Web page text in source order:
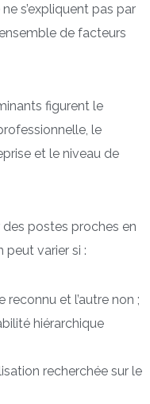
s’expliquent pas par
de facteurs
figurent le
le
et le niveau de
postes proches en
peut varier si :
reconnu et l’autre non ;
hiérarchique
recherchée sur le